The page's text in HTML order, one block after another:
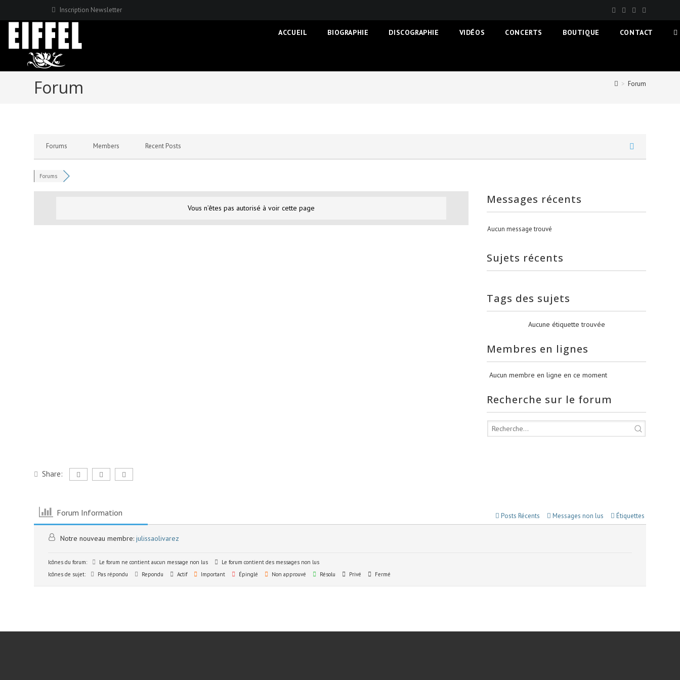
to
content
Inscription Newsletter
ACCUEIL BIOGRAPHIE DISCOGRAPHIE VIDÉOS CONCERTS BOUTIQUE CONTACT
Forum > Forum
Forums Members Recent Posts
Forums
Vous n’êtes pas autorisé à voir cette page
Messages récents
Aucun message trouvé
Sujets récents
Tags des sujets
Aucune étiquette trouvée
Membres en lignes
Aucun membre en ligne en ce moment
Recherche sur le forum
Share:
Forum Information Posts Récents Messages non lus Étiquettes
Notre nouveau membre:julissaolivarez
Icônes du forum: Le forum ne contient aucun message non lus
Le forum contient des messages non lus
Icônes de sujet:
Pas répondu Repondu Actif Important Épinglé Non approuvé Résolu Privé Fermé